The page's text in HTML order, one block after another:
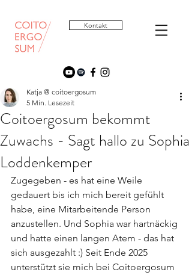
Kontakt
Coitoergosum bekommt
Zuwachs - Sagt hallo zu Sophia
Loddenkemper
Katja @ coitoergosum
5 Min. Lesezeit
Zugegeben - es hat eine Weile
gedauert bis ich mich bereit gefühlt
habe, eine Mitarbeitende Person
anzustellen. Und Sophia war hartnäckig
und hatte einen langen Atem - das hat
sich ausgezahlt :) Seit Ende 2025
unterstützt sie mich bei Coitoergosum